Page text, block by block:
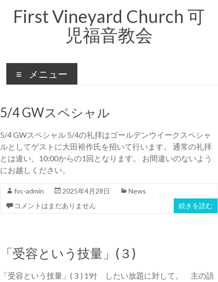
ス
ッ
First Vineyard Church 可
児福音教会
メニュー
5/4 GWスペシャル
5/4 GWスペシャル 5/4の礼拝はゴールデンウイークスペシャ
ルとしてゲストに大田裕作氏を招いて行います。 通常の礼拝
とは違い、10:00からの1回となります。 お間違いのないよう
にお越しください。
fvc-admin 2025年4月28日
News
コメントはまだありません
続きを読む
「受容という技量」(３)
「受容という技量」(３) 19† したい放題に対して。 主の語